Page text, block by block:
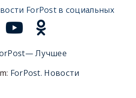
ForPost в социальных
Лучшее
ForPost. Новости